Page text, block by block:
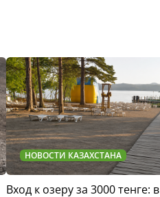
НОВОСТИ КАЗАХСТАНА
Вход к озеру за 3000 тенге: в